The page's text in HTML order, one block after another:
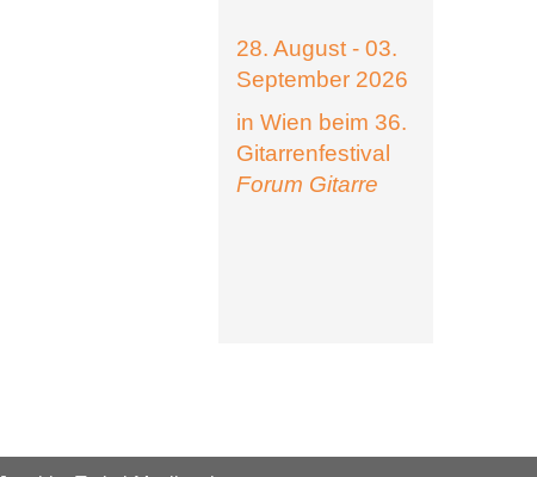
28. August - 03.
September 2026
in Wien beim 36.
Gitarrenfestival
Forum Gitarre